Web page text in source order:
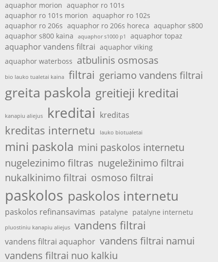
aquaphor morion aquaphor ro 101s
aquaphor ro 101s morion aquaphor ro 102s
aquaphor ro 206s aquaphor ro 206s horeca aquaphor s800
aquaphor s800 kaina
aquaphor s1000 p1 aquaphor topaz
aquaphor vandens filtrai aquaphor viking
aquaphor waterboss atbulinis osmosas
bio lauko tualetai kaina filtrai geriamo vandens filtrai
greita paskola greitieji kreditai
kanapiu aliejus kreditai kreditas
kreditas internetu lauko biotualetai
mini paskola mini paskolos internetu
nugelezinimo filtras nugeležinimo filtrai
nukalkinimo filtrai osmoso filtrai
paskolos paskolos internetu
paskolos refinansavimas patalyne patalyne internetu
pluostiniu kanapiu aliejus vandens filtrai
vandens filtrai aquaphor vandens filtrai namui
vandens filtrai nuo kalkiu